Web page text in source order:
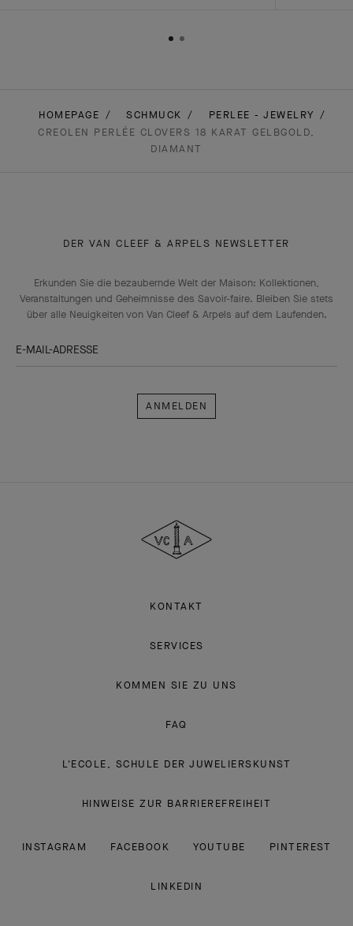
HOMEPAGE SCHMUCK
PERLEE - JEWELRY
CREOLEN PERLÉE CLOVERS 18 KARAT GELBGOLD,
DIAMANT
DER VAN CLEEF & ARPELS NEWSLETTER
Erkunden Sie die bezaubernde Welt der Maison: Kollektionen,
Veranstaltungen und Geheimnisse des Savoir-faire. Bleiben Sie stets
über alle Neuigkeiten von Van Cleef & Arpels auf dem Laufenden.
E-MAIL-ADRESSE
Arpels
KONTAKT
SERVICES
KOMMEN SIE ZU UNS
FAQ
L'ECOLE, SCHULE DER JUWELIERSKUNST
HINWEISE ZUR BARRIEREFREIHEIT
INSTAGRAM FACEBOOK YOUTUBE PINTEREST
LINKEDIN